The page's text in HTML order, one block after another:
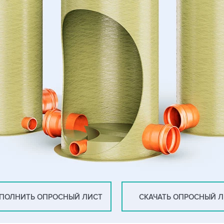
ОПРОСНЫЙ ЛИСТ СКАЧАТЬ ОПРОСНЫЙ